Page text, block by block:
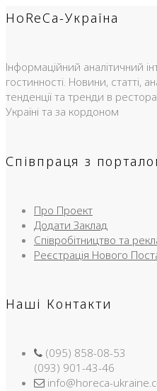
HoReCa-Україна
Інформаційний аналітичний
гостинності. Новини, статті,
тенденції та тренди в
Україні та за кордоном
Співпраця з
Про Проект
Додати Заклад
Співробітництво та
Реєстрація Нового
Наші Контакти
(095) 858-08-53
(093) 901-43-46
info@horeca-